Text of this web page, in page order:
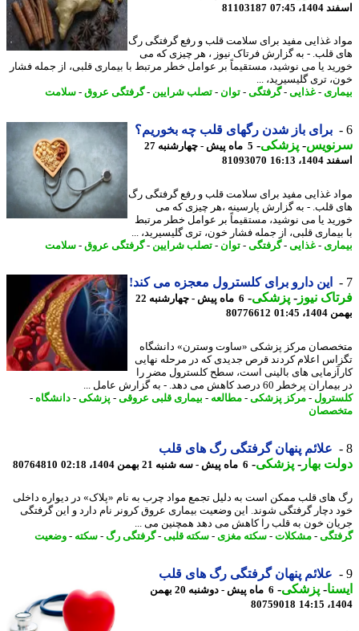
07:45
81103187
غذایی مفید برای سلامت قلب و رفع گرفتگی رگ
قلب. - به گزارش فرتاک نیوز ، هر چیزی که می
یا می نوشید، مستقیماً بر عوامل خطر مرتبط با بیماری قلبی، از جمله فشار
تری گلیسیرید، ...
- غذایی- گرفتگی-توان- تصلب شرایین -گرفتگی عروق-سلامت
برای باز شدن رگهای قلب چه بخوریم؟
-پزشکی-
5 ماه پیش - چهارشنبه 27
16:13
81093070
غذایی مفید برای سلامت قلب و رفع گرفتگی رگ
قلب. - به گزارش پارسینه ،هر چیزی که می
یا می نوشید، مستقیماً بر عوامل خطر مرتبط
قلبی، از جمله فشار خون، تری گلیسیرید، ...
- غذایی- گرفتگی-توان- تصلب شرایین -گرفتگی عروق-سلامت
این دارو برای کلسترول معجزه می کند!
نیوز-پزشکی-
6 ماه پیش - چهارشنبه 22
01:45
80776612
مرکز پزشکی «ساوت وسترن» دانشگاه
اعلام کردند قرص جدیدی که در مرحله نهایی
های بالینی است، سطح کلسترول مضر را
پرخطر 60 درصد کاهش می دهد. - به گزارش عامل ...
-مرکز پزشکی-مطالعه-بیماری قلبی عروقی -پزشکی-دانشگاه-
علائم پنهان گرفتگی رگ های قلب
بهار -پزشکی-6 ماه پیش - سه شنبه 21 بهمن 1404، 02:18 80764810
قلب ممکن است به دلیل تجمع مواد چرب به نام «پلاک» در دیواره داخلی
دچار گرفتگی شوند. این وضعیت بیماری عروق کرونر نام دارد و این گرفتگی
خون به قلب را کاهش می دهد همچنین می ...
-مشکلات-سکته مغزی- سکته قلبی-گرفتگی رگ- سکته-وضعیت
علائم پنهان گرفتگی رگ های قلب
-پزشکی-
6 ماه پیش - دوشنبه 20 بهمن
80759018